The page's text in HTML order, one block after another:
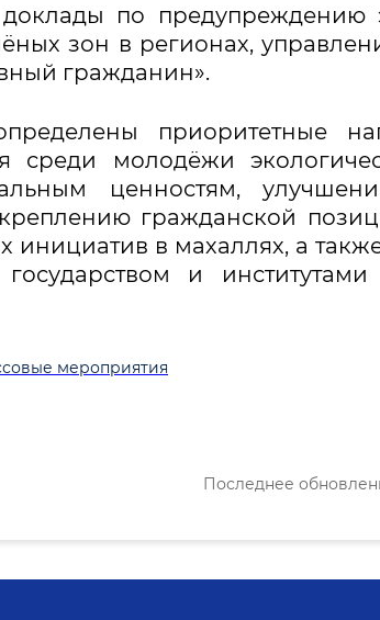
по предупреждению
зон в регионах,
гражданин».
приоритетные
среди молодёжи
ценностям,
гражданской
инициатив в махаллях, а
и институтами
мероприятия
Последнее